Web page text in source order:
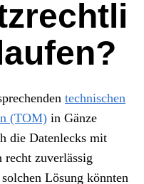
technischen
(TOM) in Gänze
die Datenlecks mit
zuverlässig
Lösung könnten